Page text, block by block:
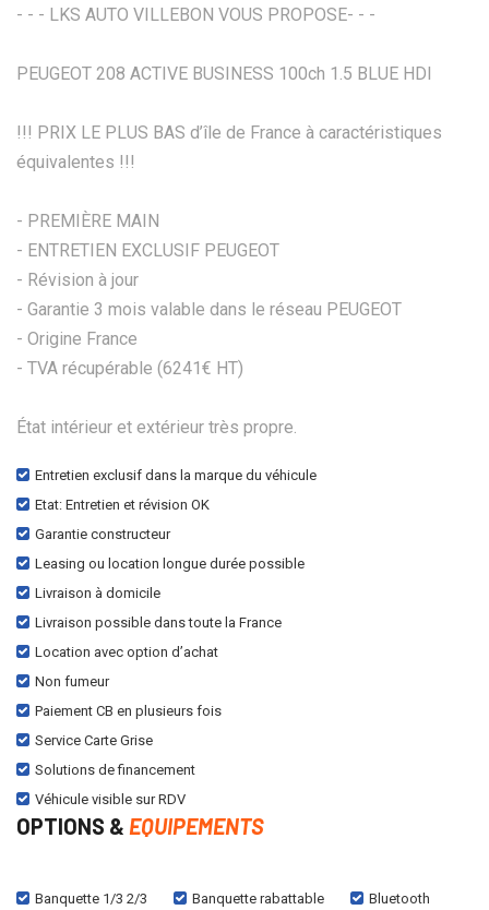
- - - LKS AUTO VILLEBON VOUS PROPOSE- - -
PEUGEOT 208 ACTIVE BUSINESS 100ch 1.5 BLUE HDI
!!! PRIX LE PLUS BAS d’île de France à caractéristiques
équivalentes !!!
- PREMIÈRE MAIN
- ENTRETIEN EXCLUSIF PEUGEOT
- Révision à jour
- Garantie 3 mois valable dans le réseau PEUGEOT
- Origine France
- TVA récupérable (6241€ HT)
État intérieur et extérieur très propre.
Entretien exclusif dans la marque du véhicule
Etat: Entretien et révision OK
Garantie constructeur
Leasing ou location longue durée possible
Livraison à domicile
Livraison possible dans toute la France
Location avec option d’achat
Non fumeur
Paiement CB en plusieurs fois
Service Carte Grise
Solutions de financement
Véhicule visible sur RDV
OPTIONS & EQUIPEMENTS
Banquette 1/3 2/3 Banquette rabattable Bluetooth